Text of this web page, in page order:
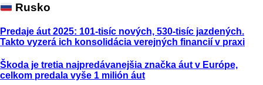
Rusko
Predaje áut 2025: 101-tisíc nových, 530-tisíc jazdených.
Takto vyzerá ich konsolidácia verejných financií v praxi
Škoda je tretia najpredávanejšia značka áut v Európe,
celkom predala vyše 1 milión áut